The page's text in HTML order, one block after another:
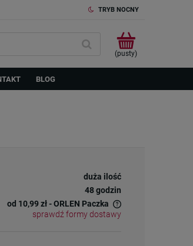
TRYB NOCNY
(pusty)
BLOG
duża ilość
48 godzin
od 10,99 zł- ORLEN Paczka
sprawdź formy dostawy